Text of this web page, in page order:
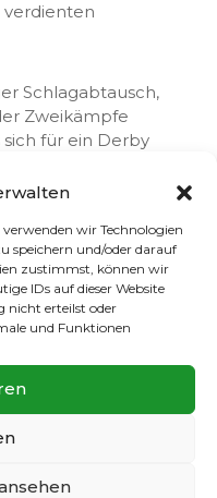
wir Technologien
speichern und/oder darauf
zustimmst, können wir
IDs auf dieser Website
nicht erteilst oder
und Funktionen
Schlagabtausch,
Zweikämpfe
für ein Derby
zeigte unsere
Comeback
vor der Pause
verdienten
Im
der Gegner nun
hektisch. Es
und
Chancen
„Doc“ Keitsch,